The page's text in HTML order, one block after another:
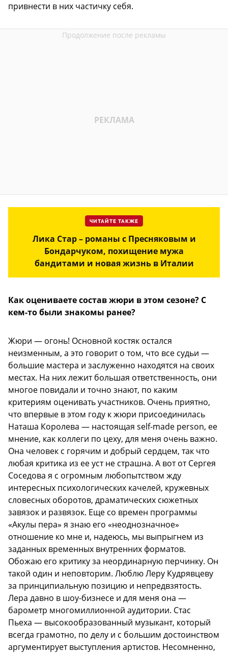
привнести в них частичку себя.
ЧИТАЙТЕ ТАКЖЕ
Лика Стар – романы с Пресняковым и
Бондарчуком, похищение мужа
бандитами и новая жизнь в Италии
Как оцениваете состав жюри в этом сезоне? С
кем-то были знакомы ранее?
Жюри — огонь! Основной костяк остался
неизменным, а это говорит о том, что все судьи —
большие мастера и заслуженно находятся на своих
местах. На них лежит большая ответственность, они
многое повидали и точно знают, по каким
критериям оценивать участников. Очень приятно,
что впервые в этом году к жюри присоединилась
Наташа Королева — настоящая self-made person, ее
мнение, как коллеги по цеху, для меня очень важно.
Она человек с горячим и добрый сердцем, так что
любая критика из ее уст не страшна. А вот от Сергея
Соседова я с огромным любопытством жду
интересных психологических качелей, кружевных
словесных оборотов, драматических сюжетных
завязок и развязок. Еще со времен программы
«Акулы пера» я знаю его «неоднозначное»
отношение ко мне и, надеюсь, мы выпрыгнем из
заданных временных внутренних форматов.
Обожаю его критику за неординарную перчинку. Он
такой один и неповторим. Люблю Леру Кудрявцеву
за принципиальную позицию и непредвзятость.
Лера давно в шоу-бизнесе и для меня она —
барометр многомиллионной аудитории. Стас
Пьеха — высокообразованный музыкант, который
всегда грамотно, по делу и с большим достоинством
аргументирует выступления артистов. Несомненно,